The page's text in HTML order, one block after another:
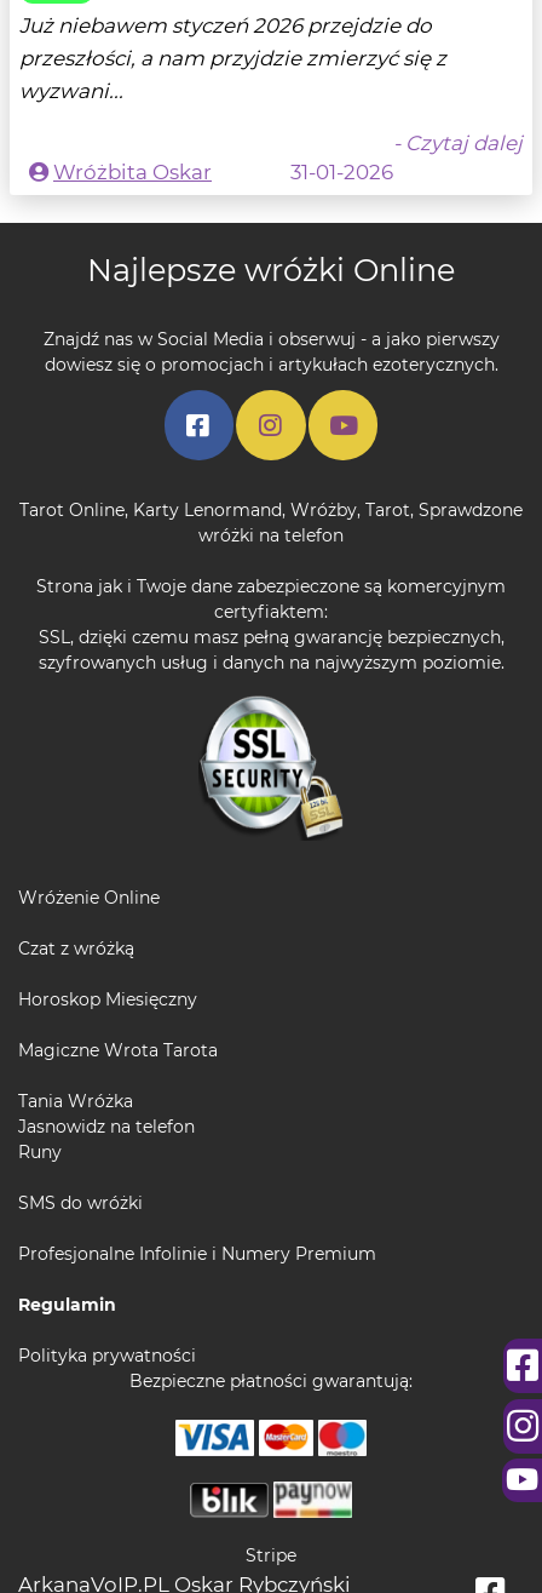
Już niebawem styczeń 2026 przejdzie do
przeszłości, a nam przyjdzie zmierzyć się z
wyzwani...
- Czytaj dalej
Wróżbita Oskar
31-01-2026
Najlepsze wróżki Online
Znajdź nas w Social Media i obserwuj - a jako pierwszy
dowiesz się o promocjach i artykułach ezoterycznych.
Tarot Online, Karty Lenormand, Wróżby, Tarot, Sprawdzone
wróżki na telefon
Strona jak i Twoje dane zabezpieczone są komercyjnym
certyfiaktem:
SSL, dzięki czemu masz pełną gwarancję bezpiecznych,
szyfrowanych usług i danych na najwyższym poziomie.
Wróżenie Online
Czat z wróżką
Horoskop Miesięczny
Magiczne Wrota Tarota
Tania Wróżka
Jasnowidz na telefon
Runy
SMS do wróżki
Profesjonalne Infolinie i Numery Premium
Regulamin
Polityka prywatności
Bezpieczne płatności gwarantują:
Stripe
ArkanaVoIP.PL Oskar Rybczyński